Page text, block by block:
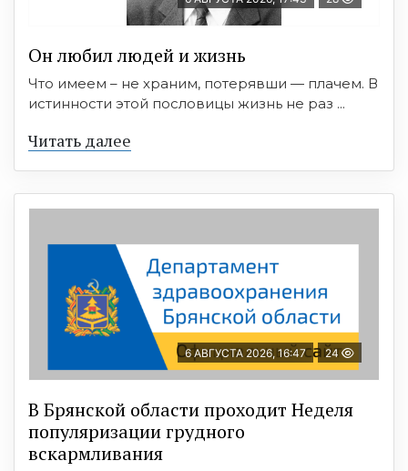
Он любил людей и жизнь
Что имеем – не храним, потерявши — плачем. В
истинности этой пословицы жизнь не раз ...
Читать далее
6 АВГУСТА 2026, 16:47 24
В Брянской области проходит Неделя
популяризации грудного
вскармливания